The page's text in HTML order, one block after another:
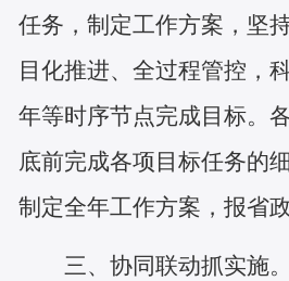
任务，制定工作方案，坚
目化推进、全过程管控，
年等时序节点完成目标。
底前完成各项目标任务的
制定全年工作方案，报省
三、协同联动抓实施